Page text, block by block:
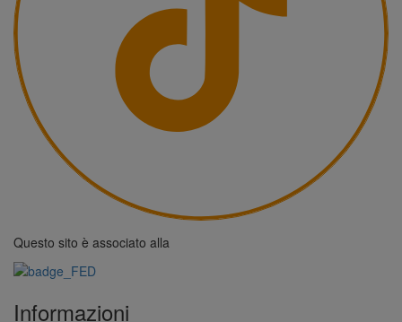
Questo sito è associato alla
Informazioni